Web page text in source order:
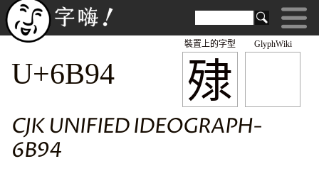
GlyphWiki
殔
裝置上的字型
U+6B94
CJK UNIFIED IDEOGRAPH-
6B94